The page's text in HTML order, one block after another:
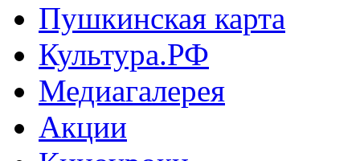
Пушкинская карта
Культура.РФ
Медиагалерея
Акции